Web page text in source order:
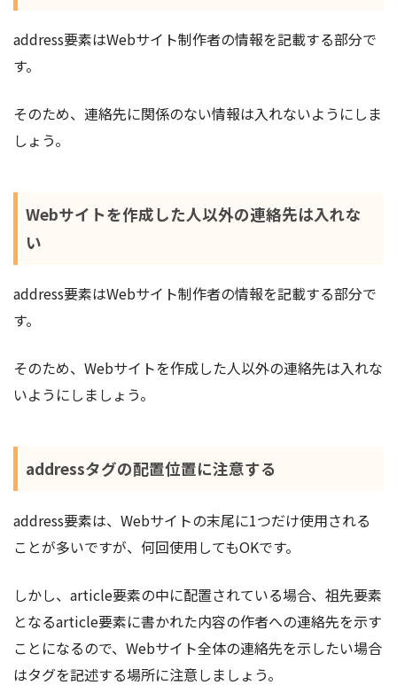
address要素はWebサイト制作者の情報を記載する部分で
す。
そのため、連絡先に関係のない情報は入れないようにしま
しょう。
Webサイトを作成した人以外の連絡先は入れな
い
address要素はWebサイト制作者の情報を記載する部分で
す。
そのため、Webサイトを作成した人以外の連絡先は入れな
いようにしましょう。
addressタグの配置位置に注意する
address要素は、Webサイトの末尾に1つだけ使用される
ことが多いですが、何回使用してもOKです。
しかし、article要素の中に配置されている場合、祖先要素
となるarticle要素に書かれた内容の作者への連絡先を示す
ことになるので、Webサイト全体の連絡先を示したい場合
はタグを記述する場所に注意しましょう。